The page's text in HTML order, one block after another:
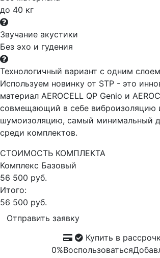
до 40 кг
Звучание акустики
Без эхо и гудения
Технологичный вариант с одним
Используем новинку от STP - это
материал AEROCELL QP Genio и
совмещающий в себе виброизоляцию
шумоизоляцию, самый минимальный
среди комплектов.
СТОИМОСТЬ КОМПЛЕКТА
Комплекс Базовый
56 500 руб.
Итого:
56 500 руб.
Отправить заявку
Купить в
0%Воспользоваться